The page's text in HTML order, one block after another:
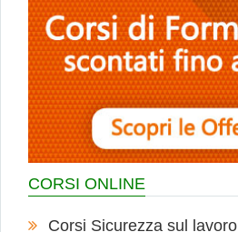
CORSI ONLINE
Corsi Sicurezza sul lavoro